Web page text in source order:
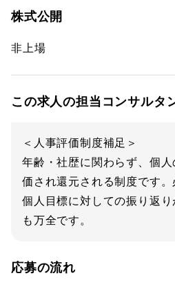
株式公開
非上場
この求人の担当コンサルタ
＜人事評価制度補足＞
年齢・社歴に関わらず、個
価され還元される制度です
個人目標に対しての振り返り
も万全です。
応募の流れ